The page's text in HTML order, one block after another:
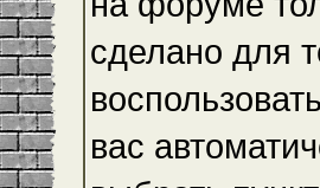
сделано для
вас